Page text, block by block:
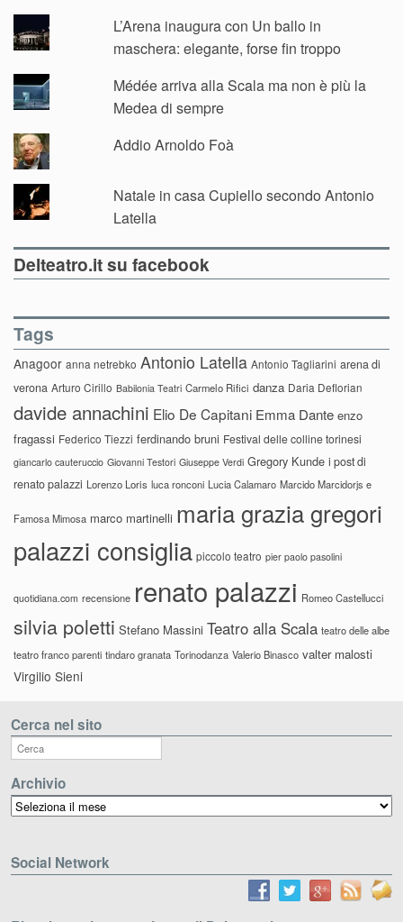
L’Arena inaugura con Un ballo in
maschera: elegante, forse fin troppo
Médée arriva alla Scala ma non è più la
Medea di sempre
Addio Arnoldo Foà
Natale in casa Cupiello secondo Antonio
Latella
Delteatro.it su facebook
Tags
Anagoor anna netrebko Antonio Latella Antonio Tagliarini arena di
verona Arturo Cirillo Babilonia Teatri Carmelo Rifici danza Daria Deflorian
davide annachini Elio De Capitani Emma Dante enzo
fragassi Federico Tiezzi ferdinando bruni Festival delle colline torinesi
giancarlo cauteruccio Giovanni Testori Giuseppe Verdi Gregory Kunde i post di
renato palazzi Lorenzo Loris luca ronconi Lucia Calamaro Marcido Marcidorjs e
Famosa Mimosa marco martinelli maria grazia gregori
palazzi consiglia piccolo teatro pier paolo pasolini
quotidiana.com recensione renato palazzi Romeo Castellucci
silvia poletti Stefano Massini Teatro alla Scala teatro delle albe
teatro franco parenti tindaro granata Torinodanza Valerio Binasco valter malosti
Virgilio Sieni
Cerca nel sito
Archivio
Archivio
Social Network